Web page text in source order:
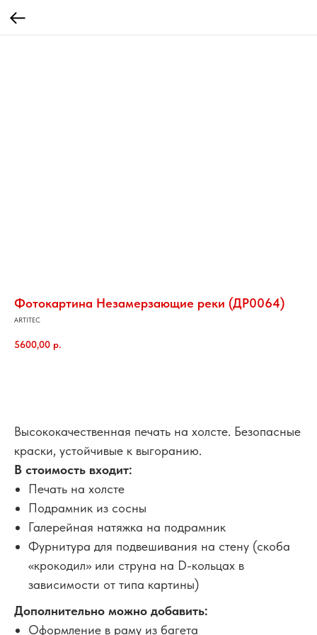
Фотокартина Незамерзающие реки (ДР0064)
ARTITEC
5600,00 р.
Высококачественная печать на холсте. Безопасные
краски, устойчивые к выгоранию.
В стоимость входит:
Печать на холсте
Подрамник из сосны
Галерейная натяжка на подрамник
Фурнитура для подвешивания на стену (скоба
«крокодил» или струна на D-кольцах в
зависимости от типа картины)
Дополнительно можно добавить:
Оформление в раму из багета